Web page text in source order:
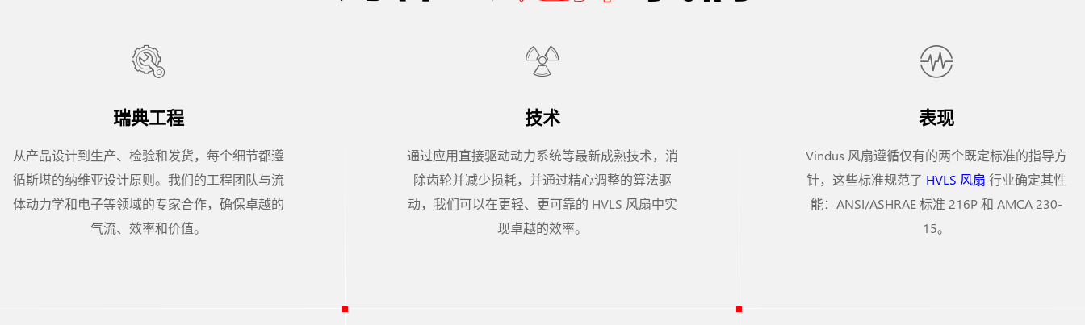
瑞典工程
从产品设计到生产、检验和发货，每个细节都遵
循斯堪的纳维亚设计原则。我们的工程团队与流
体动力学和电子等领域的专家合作，确保卓越的
气流、效率和价值。
技术
通过应用直接驱动动力系统等最新成熟技术，消
除齿轮并减少损耗，并通过精心调整的算法驱
动，我们可以在更轻、更可靠的 HVLS 风扇中实
现卓越的效率。
表现
Vindus 风扇遵循仅有的两个既定标准的指导方
针，这些标准规范了 HVLS 风扇行业确定其性
能：ANSI/ASHRAE 标准 216P 和 AMCA 230-
15。